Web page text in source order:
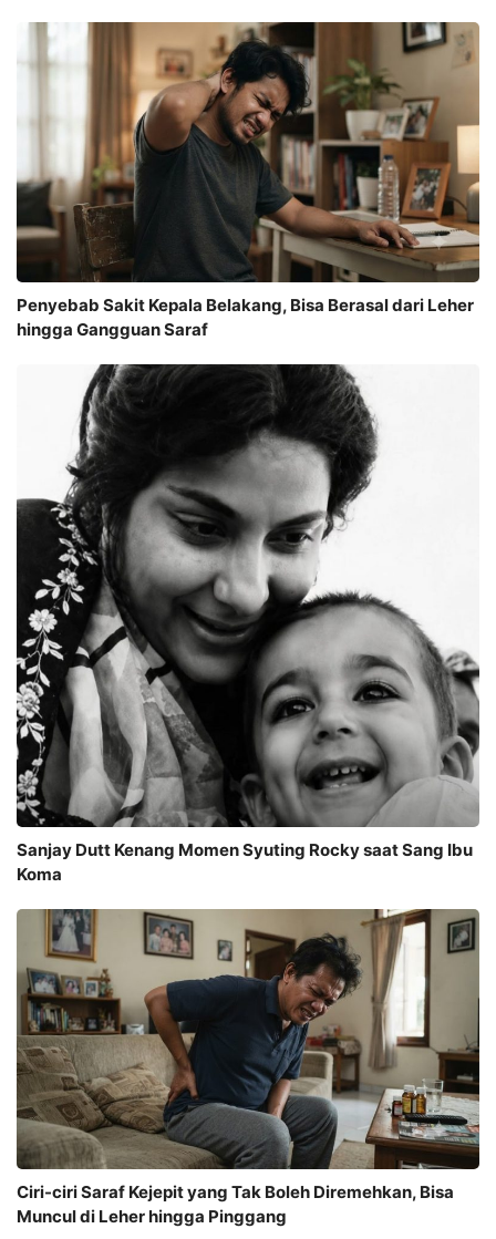
Penyebab Sakit Kepala Belakang, Bisa Berasal dari Leher
hingga Gangguan Saraf
Sanjay Dutt Kenang Momen Syuting Rocky saat Sang Ibu
Koma
Ciri-ciri Saraf Kejepit yang Tak Boleh Diremehkan, Bisa
Muncul di Leher hingga Pinggang